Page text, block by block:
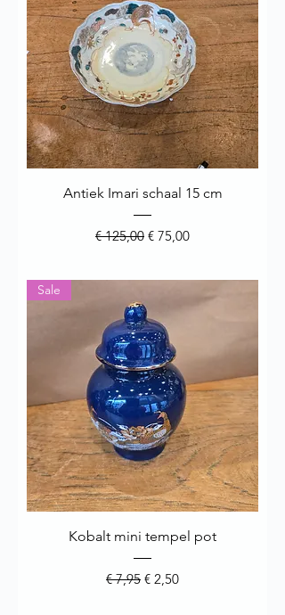
Antiek Imari schaal 15 cm
Normale prijs
€ 125,00 Verkoopprijs
€ 75,00
Sale
Kobalt mini tempel pot
Normale prijs
€ 7,95 Verkoopprijs
€ 2,50